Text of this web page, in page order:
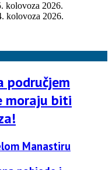
kolovoza 2026.
kolovoza 2026.
područjem
moraju biti
Manastiru